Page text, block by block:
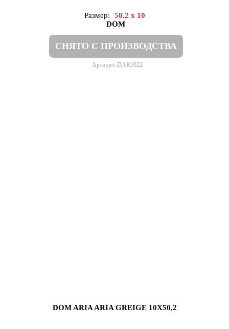
Размер:
50.2 x 10
DOM
СНЯТО С ПРОИЗВОДСТВА
Артикул: DAR1022
DOM ARIA ARIA GREIGE 10X50,2